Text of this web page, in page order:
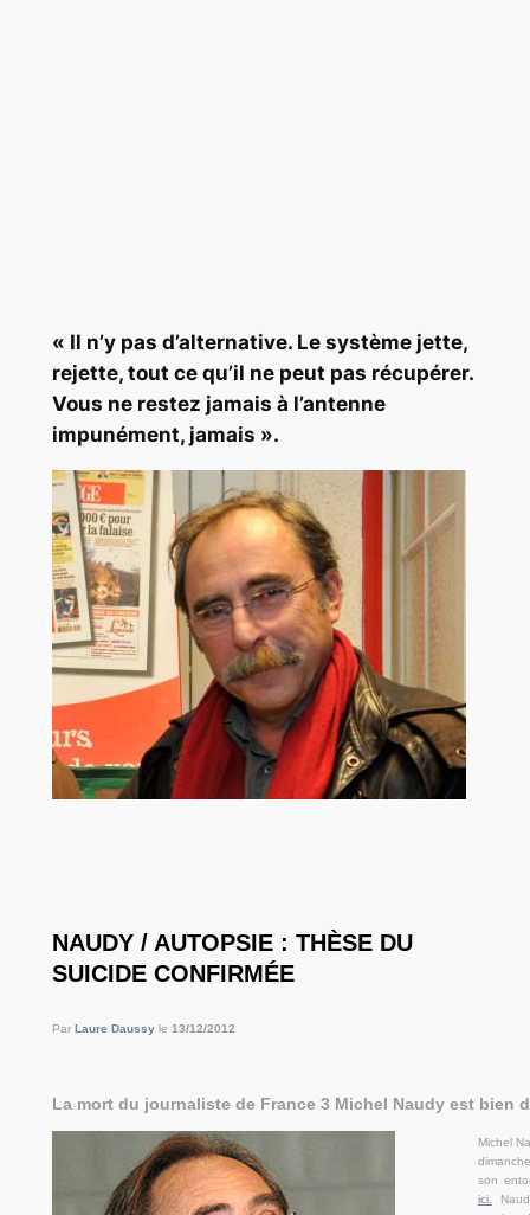
« Il n’y pas d’alternative. Le système jette,
rejette, tout ce qu’il ne peut pas récupérer.
Vous ne restez jamais à l’antenne
impunément, jamais ».
NAUDY / AUTOPSIE : THÈSE DU
SUICIDE CONFIRMÉE
Par Laure Daussy le 13/12/2012
La mort du journaliste de France 3 Michel Naudy est bien
Michel
son
ici.